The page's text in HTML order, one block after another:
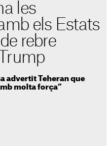
les
els Estats
rebre
advertit Teheran que
molta força”